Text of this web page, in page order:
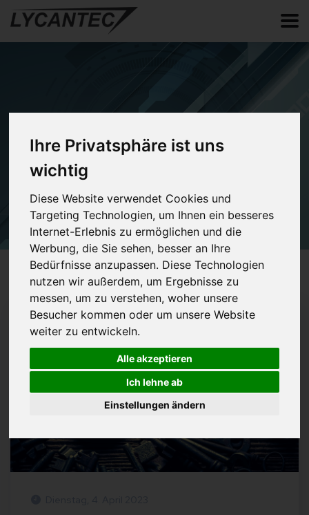
Ihre Privatsphäre ist uns
wichtig
Diese Website verwendet Cookies und
Targeting Technologien, um Ihnen ein besseres
Internet-Erlebnis zu ermöglichen und die
Werbung, die Sie sehen, besser an Ihre
Bedürfnisse anzupassen. Diese Technologien
nutzen wir außerdem, um Ergebnisse zu
messen, um zu verstehen, woher unsere
Besucher kommen oder um unsere Website
weiter zu entwickeln.
Alle akzeptieren
Ich lehne ab
Einstellungen ändern
Home
SECURITY CRYPTOGRAPHY